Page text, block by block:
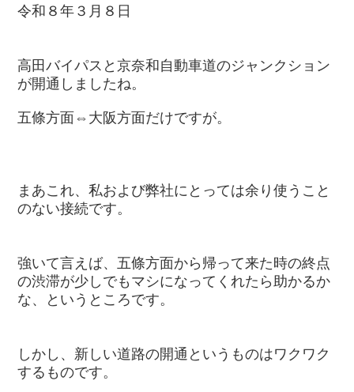
令和８年３月８日
高田バイパスと京奈和自動車道のジャンクション
が開通しましたね。
五條方面⇔大阪方面だけですが。
まあこれ、私および弊社にとっては余り使うこと
のない接続です。
強いて言えば、五條方面から帰って来た時の終点
の渋滞が少しでもマシになってくれたら助かるか
な、というところです。
しかし、新しい道路の開通というものはワクワク
するものです。